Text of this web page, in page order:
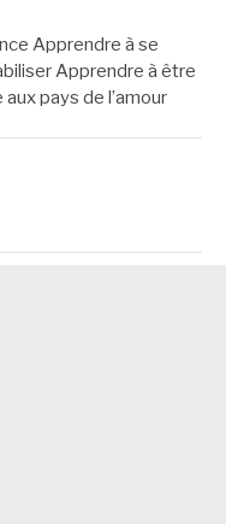
Apprendre à se
Apprendre à être
pays de l’amour